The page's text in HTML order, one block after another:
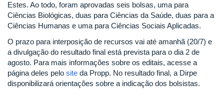
Estes. Ao todo, foram aprovadas seis bolsas, uma para
Ciências Biológicas, duas para Ciências da Saúde, duas para a
Ciências Humanas e uma para Ciências Sociais Aplicadas.
O prazo para interposição de recursos vai até amanhã (20/7) e
a divulgação do resultado final está prevista para o dia 2 de
agosto. Para mais informações sobre os editais, acesse a
página deles pelo site da Propp. No resultado final, a Dirpe
disponibilizará orientações sobre a indicação dos bolsistas.